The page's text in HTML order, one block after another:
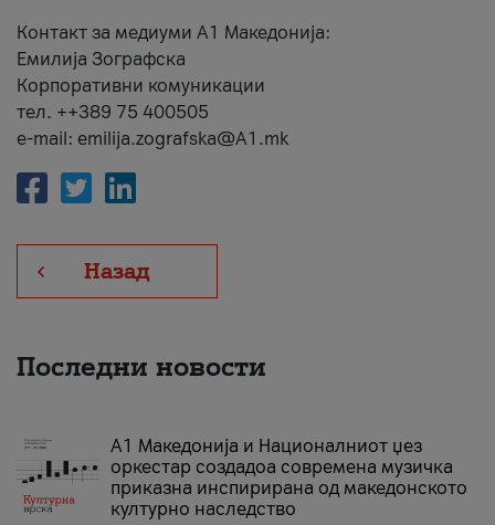
Контакт за медиуми А1 Македонија:
Емилија Зографска
Корпоративни комуникации
тел. ++389 75 400505
e-mail: emilija.zografska@A1.mk
Назад
Последни новости
А1 Македонија и Националниот џез
оркестар создадоа современа музичка
приказна инспирирана од македонското
културно наследство